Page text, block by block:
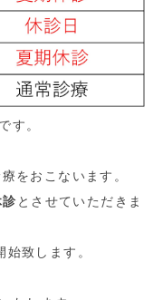
す。
をおこないます。
とさせていただきま
致します。